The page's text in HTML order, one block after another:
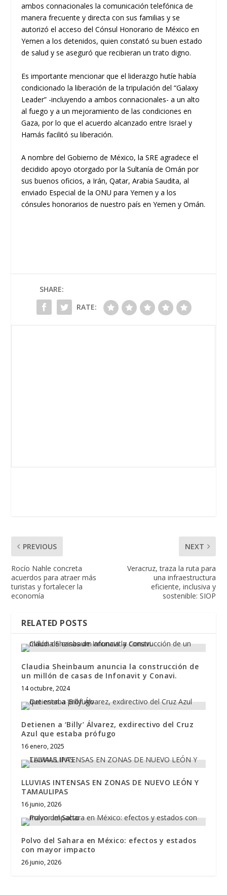
ambos connacionales la comunicación telefónica de
manera frecuente y directa con sus familias y se
autorizó el acceso del Cónsul Honorario de México en
Yemen a los detenidos, quien constató su buen estado
de salud y se aseguró que recibieran un trato digno.
Es importante mencionar que el liderazgo hutíe había
condicionado la liberación de la tripulación del “Galaxy
Leader” -incluyendo a ambos connacionales- a un alto
al fuego y a un mejoramiento de las condiciones en
Gaza, por lo que el acuerdo alcanzado entre Israel y
Hamás facilitó su liberación.
A nombre del Gobierno de México, la SRE agradece el
decidido apoyo otorgado por la Sultanía de Omán por
sus buenos oficios, a Irán, Qatar, Arabia Saudita, al
enviado Especial de la ONU para Yemen y a los
cónsules honorarios de nuestro país en Yemen y Omán.
SHARE:
RATE:
PREVIOUS
Rocío Nahle concreta
acuerdos para atraer más
turistas y fortalecer la
economía
NEXT
Veracruz, traza la ruta para
una infraestructura
eficiente, inclusiva y
sostenible: SIOP
RELATED POSTS
Claudia Sheinbaum anuncia la construcción de
un millón de casas de Infonavit y Conavi.
14 octubre, 2024
Detienen a ‘Billy’ Álvarez, exdirectivo del Cruz
Azul que estaba prófugo
16 enero, 2025
LLUVIAS INTENSAS EN ZONAS DE NUEVO LEÓN Y
TAMAULIPAS
16 junio, 2026
Polvo del Sahara en México: efectos y estados
con mayor impacto
26 junio, 2026